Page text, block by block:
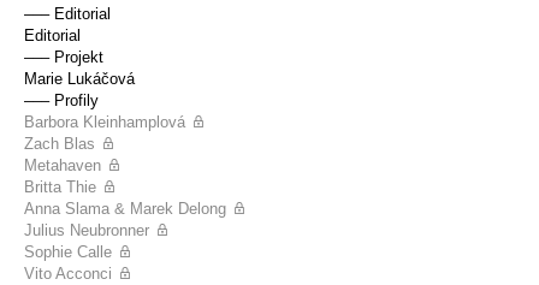
––– Editorial
Editorial
––– Projekt
Marie Lukáčová
––– Profily
Barbora Kleinhamplová
Zach Blas
Metahaven
Britta Thie
Anna Slama & Marek Delong
Julius Neubronner
Sophie Calle
Vito Acconci